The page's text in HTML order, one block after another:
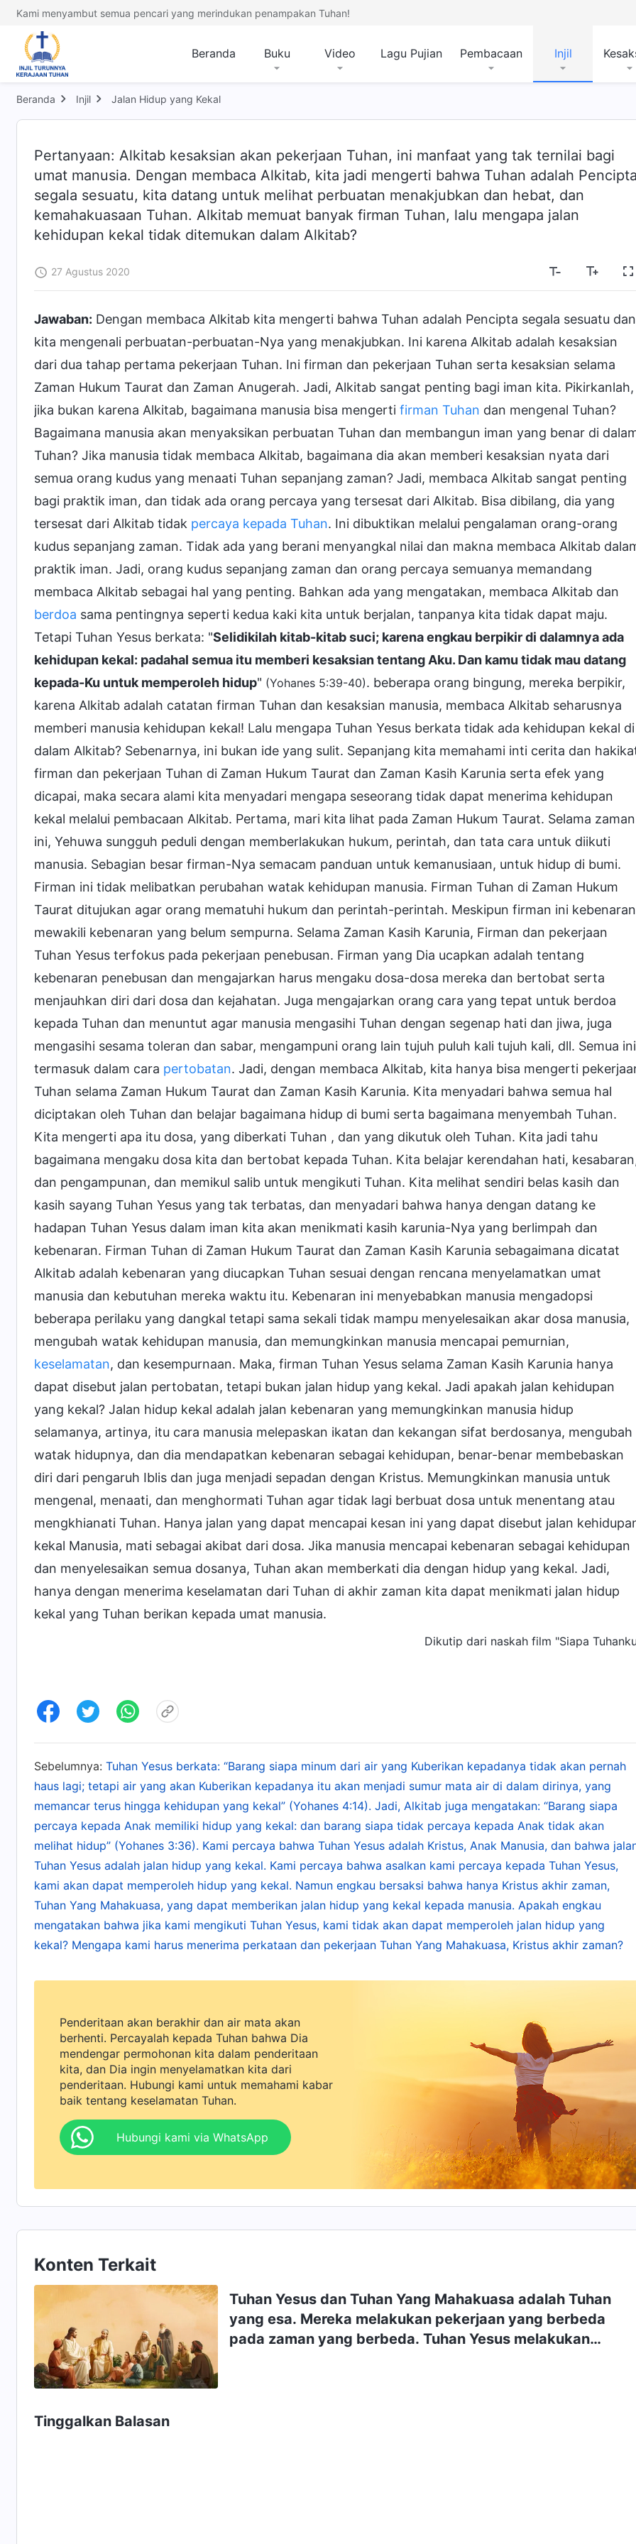
Kami menyambut semua pencari yang merindukan penampakan Tuhan!
Beranda Buku Video Lagu Pujian Pembacaan Injil
Beranda Injil Jalan Hidup yang Kekal
Pertanyaan: Alkitab kesaksian akan pekerjaan Tuhan, ini manfaat yang tak ternilai bagi
umat manusia. Dengan membaca Alkitab, kita jadi mengerti bahwa Tuhan adalah
segala sesuatu, kita datang untuk melihat perbuatan menakjubkan dan hebat, dan
kemahakuasaan Tuhan. Alkitab memuat banyak firman Tuhan, lalu mengapa jalan
kehidupan kekal tidak ditemukan dalam Alkitab?
27 Agustus 2020
Jawaban: Dengan membaca Alkitab kita mengerti bahwa Tuhan adalah Pencipta segala sesuatu dan
kita mengenali perbuatan-perbuatan-Nya yang menakjubkan. Ini karena Alkitab adalah kesaksian
dari dua tahap pertama pekerjaan Tuhan. Ini firman dan pekerjaan Tuhan serta kesaksian selama
Zaman Hukum Taurat dan Zaman Anugerah. Jadi, Alkitab sangat penting bagi iman kita. Pikirkanlah,
jika bukan karena Alkitab, bagaimana manusia bisa mengerti firman Tuhan dan mengenal Tuhan?
Bagaimana manusia akan menyaksikan perbuatan Tuhan dan membangun iman yang benar di
Tuhan? Jika manusia tidak membaca Alkitab, bagaimana dia akan memberi kesaksian nyata dari
semua orang kudus yang menaati Tuhan sepanjang zaman? Jadi, membaca Alkitab sangat penting
bagi praktik iman, dan tidak ada orang percaya yang tersesat dari Alkitab. Bisa dibilang, dia yang
tersesat dari Alkitab tidak percaya kepada Tuhan. Ini dibuktikan melalui pengalaman orang-orang
kudus sepanjang zaman. Tidak ada yang berani menyangkal nilai dan makna membaca Alkitab
praktik iman. Jadi, orang kudus sepanjang zaman dan orang percaya semuanya memandang
membaca Alkitab sebagai hal yang penting. Bahkan ada yang mengatakan, membaca Alkitab dan
berdoa sama pentingnya seperti kedua kaki kita untuk berjalan, tanpanya kita tidak dapat maju.
Tetapi Tuhan Yesus berkata: "Selidikilah kitab-kitab suci; karena engkau berpikir di dalamnya ada
kehidupan kekal: padahal semua itu memberi kesaksian tentang Aku. Dan kamu tidak mau datang
kepada-Ku untuk memperoleh hidup" (Yohanes 5:39-40). beberapa orang bingung, mereka berpikir,
karena Alkitab adalah catatan firman Tuhan dan kesaksian manusia, membaca Alkitab seharusnya
memberi manusia kehidupan kekal! Lalu mengapa Tuhan Yesus berkata tidak ada kehidupan kekal di
dalam Alkitab? Sebenarnya, ini bukan ide yang sulit. Sepanjang kita memahami inti cerita dan
firman dan pekerjaan Tuhan di Zaman Hukum Taurat dan Zaman Kasih Karunia serta efek yang
dicapai, maka secara alami kita menyadari mengapa seseorang tidak dapat menerima kehidupan
kekal melalui pembacaan Alkitab. Pertama, mari kita lihat pada Zaman Hukum Taurat. Selama zaman
ini, Yehuwa sungguh peduli dengan memberlakukan hukum, perintah, dan tata cara untuk diikuti
manusia. Sebagian besar firman-Nya semacam panduan untuk kemanusiaan, untuk hidup di bumi.
Firman ini tidak melibatkan perubahan watak kehidupan manusia. Firman Tuhan di Zaman Hukum
Taurat ditujukan agar orang mematuhi hukum dan perintah-perintah. Meskipun firman ini
mewakili kebenaran yang belum sempurna. Selama Zaman Kasih Karunia, Firman dan pekerjaan
Tuhan Yesus terfokus pada pekerjaan penebusan. Firman yang Dia ucapkan adalah tentang
kebenaran penebusan dan mengajarkan harus mengaku dosa-dosa mereka dan bertobat serta
menjauhkan diri dari dosa dan kejahatan. Juga mengajarkan orang cara yang tepat untuk berdoa
kepada Tuhan dan menuntut agar manusia mengasihi Tuhan dengan segenap hati dan jiwa, juga
mengasihi sesama toleran dan sabar, mengampuni orang lain tujuh puluh kali tujuh kali, dll. Semua ini
termasuk dalam cara pertobatan. Jadi, dengan membaca Alkitab, kita hanya bisa mengerti
Tuhan selama Zaman Hukum Taurat dan Zaman Kasih Karunia. Kita menyadari bahwa semua hal
diciptakan oleh Tuhan dan belajar bagaimana hidup di bumi serta bagaimana menyembah Tuhan.
Kita mengerti apa itu dosa, yang diberkati Tuhan , dan yang dikutuk oleh Tuhan. Kita jadi tahu
bagaimana mengaku dosa kita dan bertobat kepada Tuhan. Kita belajar kerendahan hati,
dan pengampunan, dan memikul salib untuk mengikuti Tuhan. Kita melihat sendiri belas kasih dan
kasih sayang Tuhan Yesus yang tak terbatas, dan menyadari bahwa hanya dengan datang ke
hadapan Tuhan Yesus dalam iman kita akan menikmati kasih karunia-Nya yang berlimpah dan
kebenaran. Firman Tuhan di Zaman Hukum Taurat dan Zaman Kasih Karunia sebagaimana dicatat
Alkitab adalah kebenaran yang diucapkan Tuhan sesuai dengan rencana menyelamatkan umat
manusia dan kebutuhan mereka waktu itu. Kebenaran ini menyebabkan manusia mengadopsi
beberapa perilaku yang dangkal tetapi sama sekali tidak mampu menyelesaikan akar dosa manusia,
mengubah watak kehidupan manusia, dan memungkinkan manusia mencapai pemurnian,
keselamatan, dan kesempurnaan. Maka, firman Tuhan Yesus selama Zaman Kasih Karunia hanya
dapat disebut jalan pertobatan, tetapi bukan jalan hidup yang kekal. Jadi apakah jalan kehidupan
yang kekal? Jalan hidup kekal adalah jalan kebenaran yang memungkinkan manusia hidup
selamanya, artinya, itu cara manusia melepaskan ikatan dan kekangan sifat berdosanya, mengubah
watak hidupnya, dan dia mendapatkan kebenaran sebagai kehidupan, benar-benar membebaskan
diri dari pengaruh Iblis dan juga menjadi sepadan dengan Kristus. Memungkinkan manusia untuk
mengenal, menaati, dan menghormati Tuhan agar tidak lagi berbuat dosa untuk menentang atau
mengkhianati Tuhan. Hanya jalan yang dapat mencapai kesan ini yang dapat disebut jalan
kekal Manusia, mati sebagai akibat dari dosa. Jika manusia mencapai kebenaran sebagai kehidupan
dan menyelesaikan semua dosanya, Tuhan akan memberkati dia dengan hidup yang kekal. Jadi,
hanya dengan menerima keselamatan dari Tuhan di akhir zaman kita dapat menikmati jalan hidup
kekal yang Tuhan berikan kepada umat manusia.
Dikutip dari naskah film "Siapa
Sebelumnya: Tuhan Yesus berkata: “Barang siapa minum dari air yang Kuberikan kepadanya tidak akan pernah
haus lagi; tetapi air yang akan Kuberikan kepadanya itu akan menjadi sumur mata air di dalam dirinya, yang
memancar terus hingga kehidupan yang kekal” (Yohanes 4:14). Jadi, Alkitab juga mengatakan: “Barang siapa
percaya kepada Anak memiliki hidup yang kekal: dan barang siapa tidak percaya kepada Anak tidak akan
melihat hidup” (Yohanes 3:36). Kami percaya bahwa Tuhan Yesus adalah Kristus, Anak Manusia, dan bahwa
Tuhan Yesus adalah jalan hidup yang kekal. Kami percaya bahwa asalkan kami percaya kepada Tuhan Yesus,
kami akan dapat memperoleh hidup yang kekal. Namun engkau bersaksi bahwa hanya Kristus akhir zaman,
Tuhan Yang Mahakuasa, yang dapat memberikan jalan hidup yang kekal kepada manusia. Apakah engkau
mengatakan bahwa jika kami mengikuti Tuhan Yesus, kami tidak akan dapat memperoleh jalan hidup yang
kekal? Mengapa kami harus menerima perkataan dan pekerjaan Tuhan Yang Mahakuasa, Kristus akhir zaman?
Penderitaan akan berakhir dan air mata akan
berhenti. Percayalah kepada Tuhan bahwa Dia
mendengar permohonan kita dalam penderitaan
kita, dan Dia ingin menyelamatkan kita dari
penderitaan. Hubungi kami untuk memahami kabar
baik tentang keselamatan Tuhan.
Hubungi kami via WhatsApp
Konten Terkait
Tuhan Yesus dan Tuhan Yang Mahakuasa adalah Tuhan
yang esa. Mereka melakukan pekerjaan yang berbeda
pada zaman yang berbeda. Tuhan Yesus melakukan
Tinggalkan Balasan